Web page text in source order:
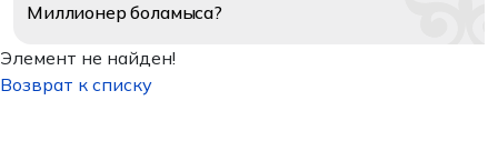
Миллионерболамыса?
Элемент не найден!
Возврат к списку